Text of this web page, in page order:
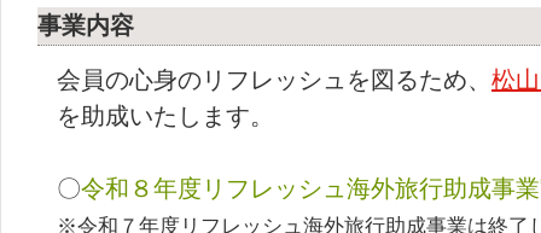
事業内容
会員の心身のリフレッシュを図るため、 松
を助成いたします。
〇令和８年度リフレッシュ海外旅行助成事
※令和７年度リフレッシュ海外旅行助成事業は終了